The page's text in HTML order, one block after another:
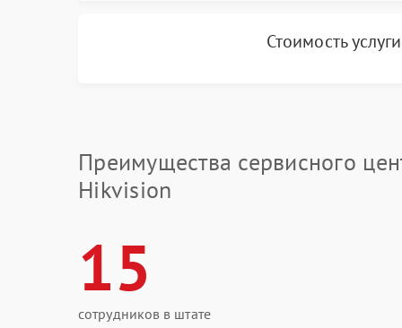
Стоимость услуги
Преимущества сервисного
Hikvision
15
сотрудников в штате